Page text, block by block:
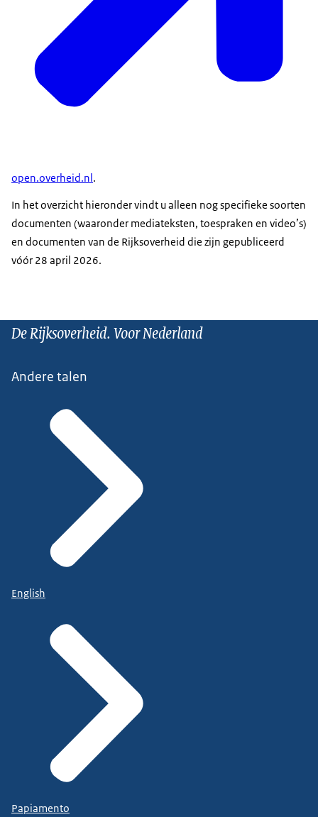
open.overheid.nl.
In het overzicht hieronder vindt u alleen nog specifieke soorten
documenten (waaronder mediateksten, toespraken en video’s)
en documenten van de Rijksoverheid die zijn gepubliceerd
vóór 28 april 2026.
De Rijksoverheid. Voor Nederland
Andere talen
English
Papiamento